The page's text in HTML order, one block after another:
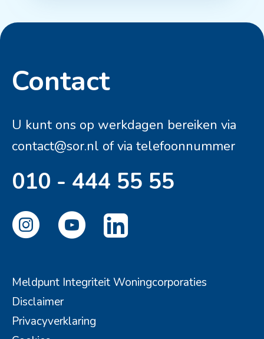
Contactinformatie
Contact
U kunt ons op werkdagen bereiken via
contact@sor.nl of via telefoonnummer
010 - 444 55 55
Meldpunt Integriteit Woningcorporaties
Disclaimer
Privacyverklaring